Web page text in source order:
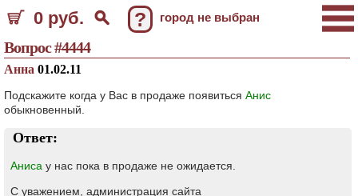
0 руб. ? город не выбран
Вопрос #4444
Анна 01.02.11
Подскажите когда у Вас в продаже появиться Анис
обыкновенный.
Ответ:
Аниса у нас пока в продаже не ожидается.
С уважением, администрация сайта